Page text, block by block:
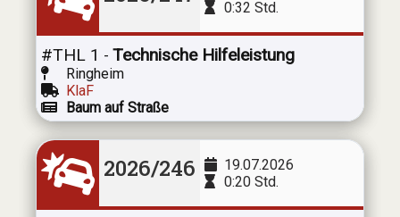
0:32 Std.
#THL 1 - Technische Hilfeleistung
Ringheim
KlaF
Baum auf Straße
2026/246
19.07.2026
0:20 Std.